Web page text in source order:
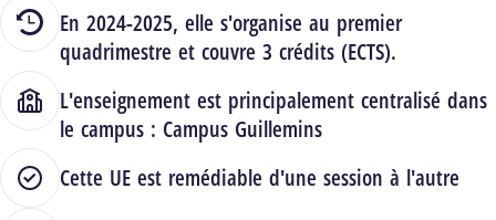
En 2024-2025, elle s'organise au premier
quadrimestre et couvre 3 crédits (ECTS).
L'enseignement est principalement centralisé dans
le campus : Campus Guillemins
Cette UE est remédiable d'une session à l'autre